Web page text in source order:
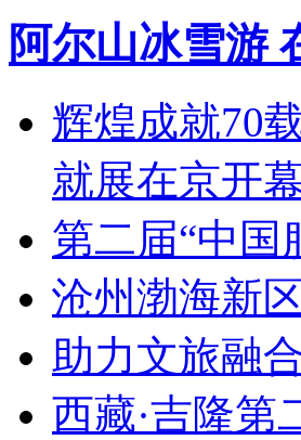
阿尔山冰雪游
辉煌成就70
就展在京开
第二届“中国
沧州渤海新
助力文旅融
西藏·吉隆第